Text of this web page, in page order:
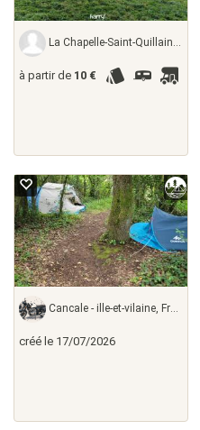
La Chapelle-Saint-Quillain - haute-saône,
à partir de 10 €
Cancale - ille-et-vilaine, France
créé le 17/07/2026